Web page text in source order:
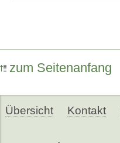
zum Seitenanfang
Übersicht Kontakt